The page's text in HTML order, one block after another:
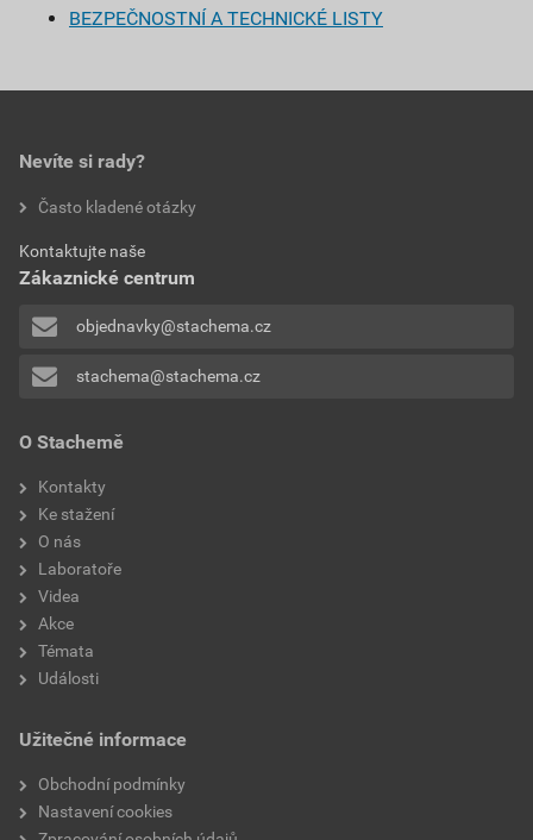
BEZPEČNOSTNÍ A TECHNICKÉ LISTY
O Stachemě
Kontakty
Ke stažení
O nás
Laboratoře
Videa
Akce
Témata
Události
Užitečné informace
Obchodní podmínky
Nastavení cookies
Nevíte si rady?
Často kladené otázky
Kontaktujte naše
Zákaznické centrum
objednavky@stachema.cz
stachema@stachema.cz